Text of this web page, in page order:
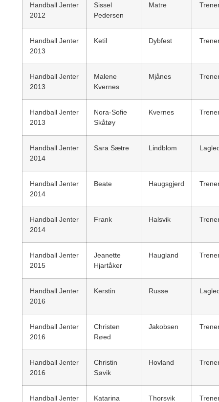
Handball Jenter
2012
Sissel
Pedersen
Matre
Handball Jenter
2013
Ketil Dybfest
Handball Jenter
2013
Malene
Kvernes
Mjånes
Handball Jenter
2013
Nora-Sofie
Skåtøy
Kvernes
Handball Jenter
2014
Sara Sætre Lindblom
Handball Jenter
2014
Beate Haugsgjerd
Handball Jenter
2014
Frank Halsvik
Handball Jenter
2015
Jeanette
Hjartåker
Haugland
Handball Jenter
2016
Kerstin Russe
Handball Jenter
2016
Christen
Røed
Jakobsen
Handball Jenter
2016
Christin
Søvik
Hovland
Handball Jenter Katarina Thorsvik